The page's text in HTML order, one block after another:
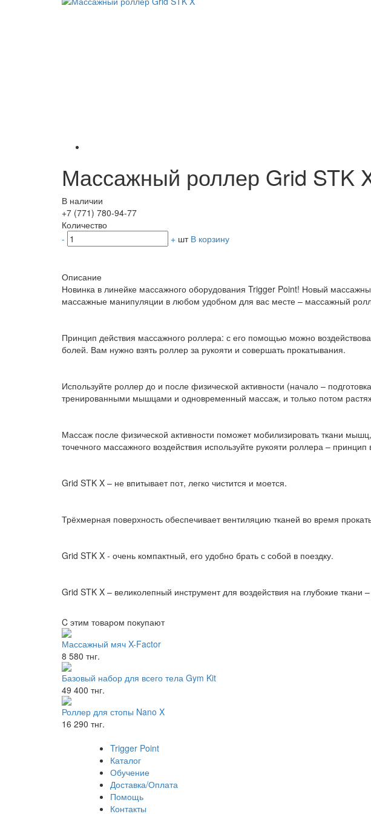
Массажный роллер Grid STK
В наличии
+7 (771) 780-94-77
Количество
-
+ шт В корзину
Описание
Новинка в линейке массажного оборудования Trigger Point! Новый
массажные манипуляции в любом удобном для вас месте – массажный
Принцип действия массажного роллера: с его помощью можно
болей. Вам нужно взять роллер за рукояти и совершать прокатывания.
Используйте роллер до и после физической активности (начало –
тренированными мышцами и одновременный массаж, и только потом
Массаж после физической активности поможет мобилизировать ткани
точечного массажного воздействия используйте рукояти роллера –
Grid STK X – не впитывает пот, легко чистится и моется.
Трёхмерная поверхность обеспечивает вентиляцию тканей во время
Grid STK X - очень компактный, его удобно брать с собой в поездку.
Grid STK X – великолепный инструмент для воздействия на глубокие
C этим товаром покупают
Массажный мяч X-Factor
8 580 тнг.
Базовый набор для всего тела Gym Kit
49 400 тнг.
Роллер для стопы Nano X
16 290 тнг.
Trigger Point
Каталог
Обучение
Доставка/Оплата
Помощь
Контакты